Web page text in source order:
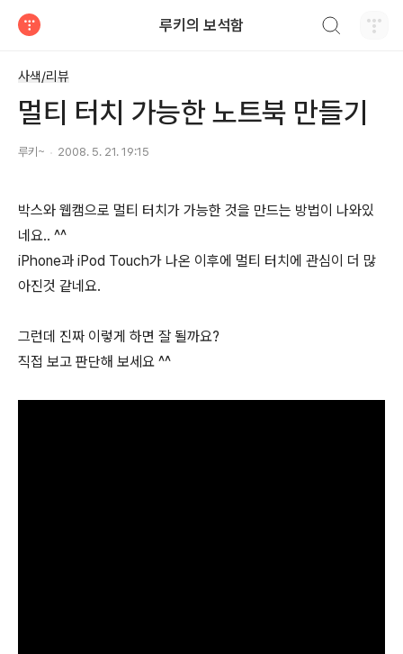
루키의 보석함
사색/리뷰
멀티 터치 가능한 노트북 만들기
루키~ 2008. 5. 21. 19:15
박스와 웹캠으로 멀티 터치가 가능한 것을 만드는 방법이 나와있
네요.. ^^
iPhone과 iPod Touch가 나온 이후에 멀티 터치에 관심이 더 많
아진것 같네요.
그런데 진짜 이렇게 하면 잘 될까요?
직접 보고 판단해 보세요 ^^